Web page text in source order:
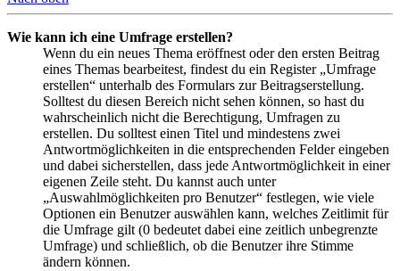
Wie kann ich eine Umfrage erstellen?
Wenn du ein neues Thema eröffnest oder den ersten Beitrag
eines Themas bearbeitest, findest du ein Register „Umfrage
erstellen“ unterhalb des Formulars zur Beitragserstellung.
Solltest du diesen Bereich nicht sehen können, so hast du
wahrscheinlich nicht die Berechtigung, Umfragen zu
erstellen. Du solltest einen Titel und mindestens zwei
Antwortmöglichkeiten in die entsprechenden Felder eingeben
und dabei sicherstellen, dass jede Antwortmöglichkeit in einer
eigenen Zeile steht. Du kannst auch unter
„Auswahlmöglichkeiten pro Benutzer“ festlegen, wie viele
Optionen ein Benutzer auswählen kann, welches Zeitlimit für
die Umfrage gilt (0 bedeutet dabei eine zeitlich unbegrenzte
Umfrage) und schließlich, ob die Benutzer ihre Stimme
ändern können.